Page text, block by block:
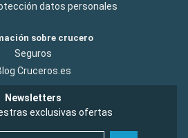
datos personales
sobre crucero
Seguros
Cruceros.es
Newsletters
exclusivas ofertas